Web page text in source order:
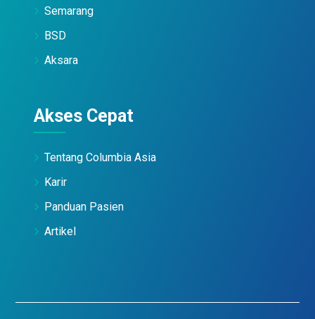
Semarang
BSD
Aksara
Akses Cepat
Tentang Columbia Asia
Karir
Panduan Pasien
Artikel